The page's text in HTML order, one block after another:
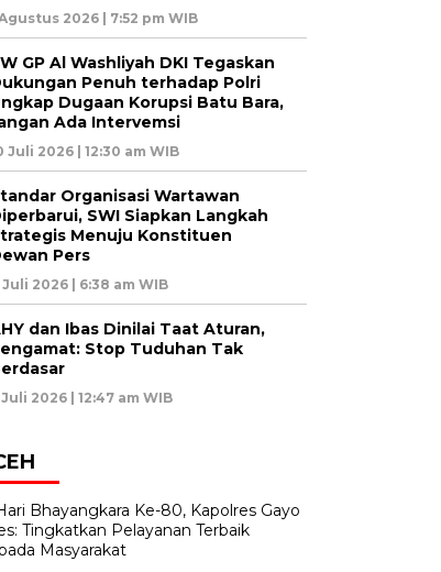
2026 | 7:52 pm WIB
GP Al Washliyah DKI Tegaskan
Penuh terhadap Polri
Dugaan Korupsi Batu Bara,
Ada Intervemsi
Juli 2026 | 12:30 am WIB
Organisasi Wartawan
SWI Siapkan Langkah
Menuju Konstituen
Pers
Juli 2026 | 6:38 am WIB
dan Ibas Dinilai Taat Aturan,
Stop Tuduhan Tak
Juli 2026 | 12:47 am WIB